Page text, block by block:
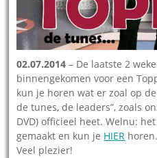
02.07.2014 – De laatste 2
binnengekomen voor een
kun je horen wat er zoal op
de tunes, de leaders”, zoals
DVD) officieel heet. Welnu:
gemaakt en kun je HIER
Veel plezier!